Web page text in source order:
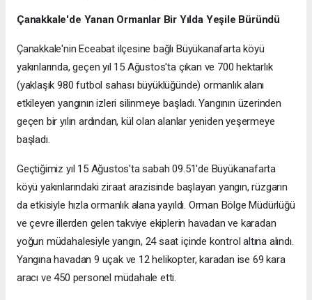
Çanakkale'de Yanan Ormanlar Bir Yılda Yeşile Büründü
Çanakkale'nin Eceabat ilçesine bağlı Büyükanafarta köyü
yakınlarında, geçen yıl 15 Ağustos'ta çıkan ve 700 hektarlık
(yaklaşık 980 futbol sahası büyüklüğünde) ormanlık alanı
etkileyen yangının izleri silinmeye başladı. Yangının üzerinden
geçen bir yılın ardından, kül olan alanlar yeniden yeşermeye
başladı.
Geçtiğimiz yıl 15 Ağustos'ta sabah 09.51'de Büyükanafarta
köyü yakınlarındaki ziraat arazisinde başlayan yangın, rüzgarın
da etkisiyle hızla ormanlık alana yayıldı. Orman Bölge Müdürlüğü
ve çevre illerden gelen takviye ekiplerin havadan ve karadan
yoğun müdahalesiyle yangın, 24 saat içinde kontrol altına alındı.
Yangına havadan 9 uçak ve 12 helikopter, karadan ise 69 kara
aracı ve 450 personel müdahale etti.